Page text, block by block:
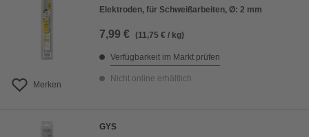
Merken
Elektroden, für Schweißarbeiten, Ø: 2 mm
7,99 € (11,75 € / kg)
Verfügbarkeit im Markt prüfen
Nicht online erhältlich
GYS